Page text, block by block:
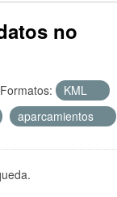
no
Formatos:
KML
aparcamientos